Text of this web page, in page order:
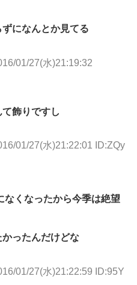
になんとか見てる
01/27(水)21:19:32
飾りですし
01/27(水)21:22:01 ID:ZQy
なくなったから今季は絶望
ったんだけどな
01/27(水)21:22:59 ID:95Y